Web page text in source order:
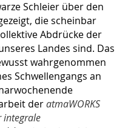
Schleier über den
die scheinbar
Abdrücke der
Landes sind. Das
wahrgenommen
Schwellengangs an
der atmaWORKS
integrale